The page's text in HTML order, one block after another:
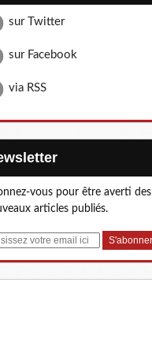
sur Twitter
sur Facebook
via RSS
vous pour être averti des
articles publiés.